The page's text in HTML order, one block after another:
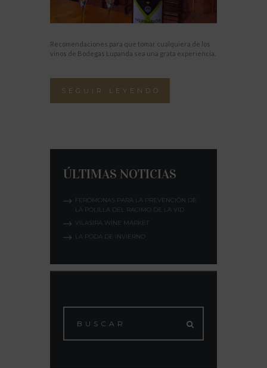
Recomendaciones para que tomar cualquiera de los
vinos de Bodegas Lupanda sea una grata experiencia.
SEGUIR LEYENDO
ÚLTIMAS NOTICIAS
FEROMONAS PARA LA PREVENCIÓN DE
LA POLILLA DEL RACIMO DE LA VID
VILASIRA WINE MARKET
LA PODA DE INVIERNO